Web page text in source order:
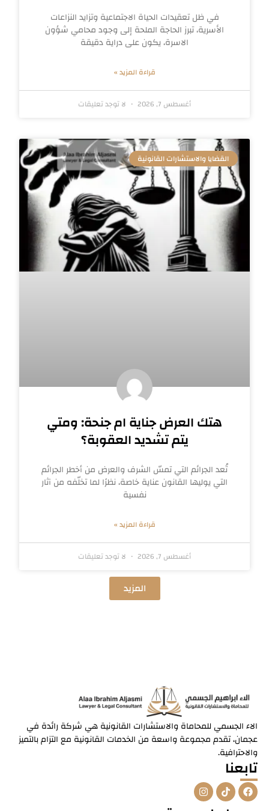
في ظل تعقيدات الحياة الاجتماعية وتزايد النزاعات
الأسرية، تبرز الحاجة الملحة إلى وجود محامي شؤون
الاسرة، يكون على دراية دقيقة
قراءة المزيد »
أغسطس 7, 2026 لا توجد تعليقات
القضايا والاستشارات القانونية
هتك العرض جناية ام جنحة: ومتي
يتم تشديد العقوبة؟
تُعد الجرائم التي تمسّ الشرف والعرض من أخطر الجرائم
التي يوليها القانون عناية خاصة، نظرًا لما تخلّفه من آثار
نفسية
قراءة المزيد »
أغسطس 7, 2026 لا توجد تعليقات
المزيد
الاء الجسمي للمحاماة والاستشارات القانونية هي شركة رائدة في
عجمان، تقدم مجموعة واسعة من الخدمات القانونية مع التزام بالتميز
والاحترافية.
تابعنا
F
a
c
T
i
k
I
n
s